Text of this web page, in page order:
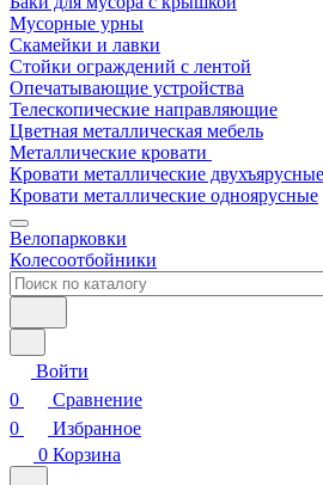
Мусорные урны
Скамейки и лавки
Стойки ограждений с лентой
Опечатывающие устройства
Телескопические направляющие
Цветная металлическая мебель
Металлические кровати
Кровати металлические двухъярусные
Кровати металлические одноярусные
Велопарковки
Колесоотбойники
Войти
0
Сравнение
0
Избранное
0 Корзина